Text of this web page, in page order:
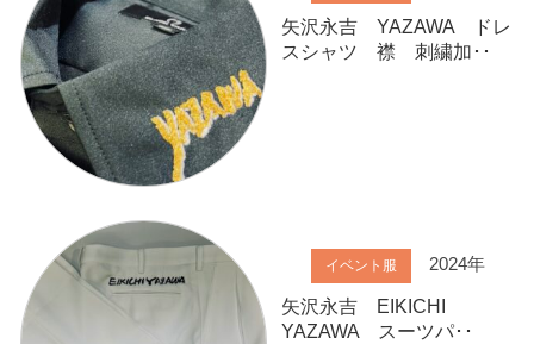
矢沢永吉 YAZAWA ドレ
スシャツ 襟 刺繍加･･
イベント服 2024年
矢沢永吉 EIKICHI
YAZAWA スーツパ･･